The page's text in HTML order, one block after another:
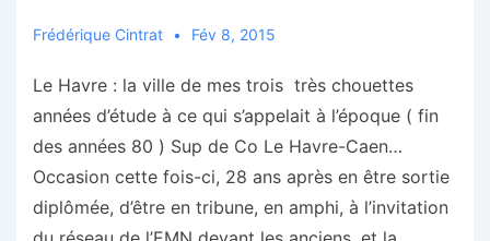
Frédérique Cintrat Fév 8, 2015
Le Havre : la ville de mes trois très chouettes
années d’étude à ce qui s’appelait à l’époque ( fin
des années 80 ) Sup de Co Le Havre-Caen…
Occasion cette fois-ci, 28 ans après en être sortie
diplômée, d’être en tribune, en amphi, à l’invitation